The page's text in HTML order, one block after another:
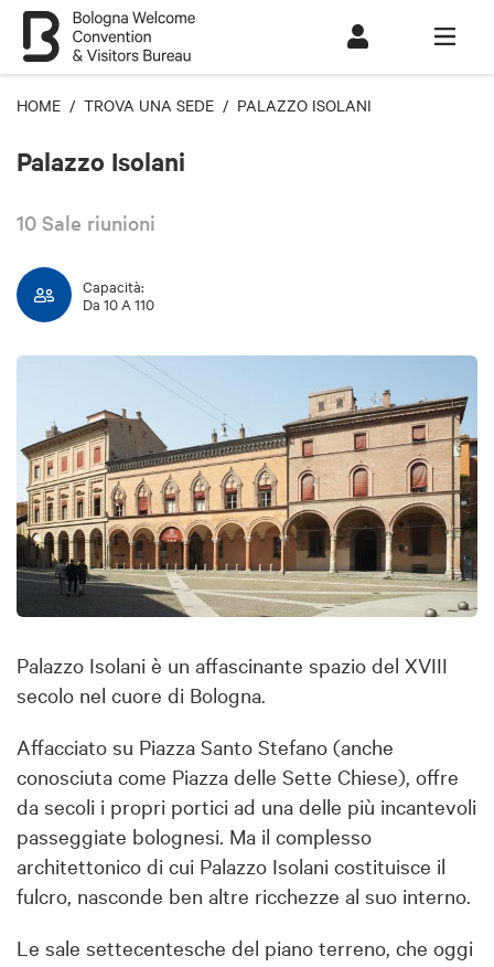
HOME / TROVA UNA SEDE / PALAZZO ISOLANI
Palazzo Isolani
10 Sale riunioni
Capacità:
Da 10 A 110
Palazzo Isolani è un affascinante spazio del XVIII
secolo nel cuore di Bologna.
Affacciato su Piazza Santo Stefano (anche
conosciuta come Piazza delle Sette Chiese), offre
da secoli i propri portici ad una delle più incantevoli
passeggiate bolognesi. Ma il complesso
architettonico di cui Palazzo Isolani costituisce il
fulcro, nasconde ben altre ricchezze al suo interno.
Le sale settecentesche del piano terreno, che oggi